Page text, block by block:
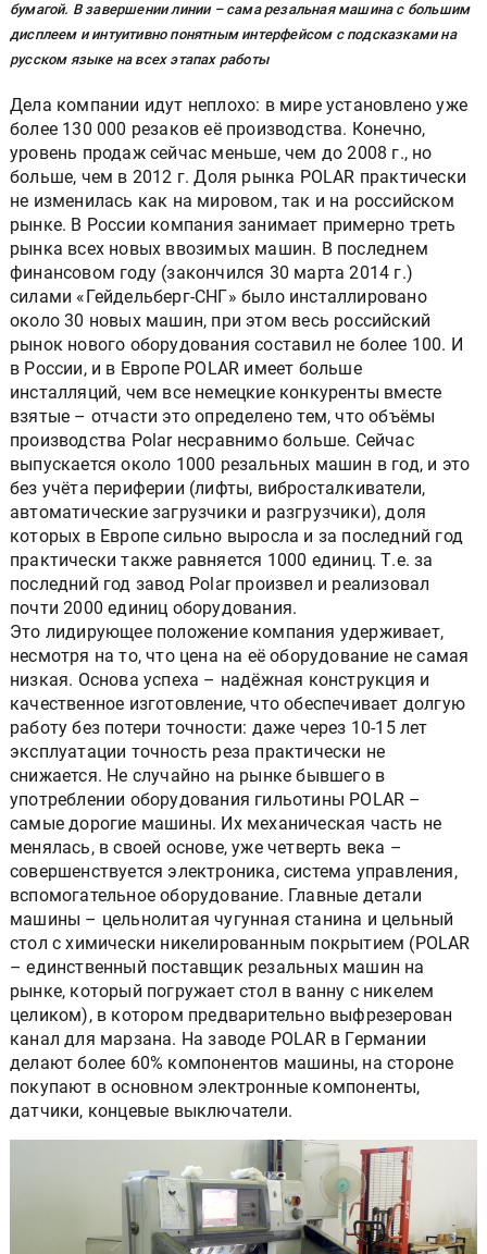
бумагой. В завершении линии – сама резальная машина с большим
дисплеем и интуитивно понятным интерфейсом с подсказками на
русском языке на всех этапах работы
Дела компании идут неплохо: в мире установлено уже
более 130 000 резаков её производства. Конечно,
уровень продаж сейчас меньше, чем до 2008 г., но
больше, чем в 2012 г. Доля рынка POLAR практически
не изменилась как на мировом, так и на российском
рынке. В России компания занимает примерно треть
рынка всех новых ввозимых машин. В последнем
финансовом году (закончился 30 марта 2014 г.)
силами «Гейдельберг-СНГ» было инсталлировано
около 30 новых машин, при этом весь российский
рынок нового оборудования составил не более 100. И
в России, и в Европе POLAR имеет больше
инсталляций, чем все немецкие конкуренты вместе
взятые – отчасти это определено тем, что объёмы
производства Polar несравнимо больше. Сейчас
выпускается около 1000 резальных машин в год, и это
без учёта периферии (лифты, вибросталкиватели,
автоматические загрузчики и разгрузчики), доля
которых в Европе сильно выросла и за последний год
практически также равняется 1000 единиц. Т.е. за
последний год завод Polar произвел и реализовал
почти 2000 единиц оборудования.
Это лидирующее положение компания удерживает,
несмотря на то, что цена на её оборудование не самая
низкая. Основа успеха – надёжная конструкция и
качественное изготовление, что обеспечивает долгую
работу без потери точности: даже через 10-15 лет
эксплуатации точность реза практически не
снижается. Не случайно на рынке бывшего в
употреблении оборудования гильотины POLAR –
самые дорогие машины. Их механическая часть не
менялась, в своей основе, уже четверть века –
совершенствуется электроника, система управления,
вспомогательное оборудование. Главные детали
машины – цельнолитая чугунная станина и цельный
стол с химически никелированным покрытием (POLAR
– единственный поставщик резальных машин на
рынке, который погружает стол в ванну с никелем
целиком), в котором предварительно выфрезерован
канал для марзана. На заводе POLAR в Германии
делают более 60% компонентов машины, на стороне
покупают в основном электронные компоненты,
датчики, концевые выключатели.